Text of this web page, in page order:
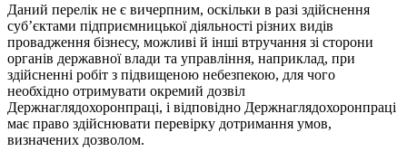
Даний перелік не є вичерпним, оскільки в разі здійснення
суб’єктами підприємницької діяльності різних видів
провадження бізнесу, можливі й інші втручання зі сторони
органів державної влади та управління, наприклад, при
здійсненні робіт з підвищеною небезпекою, для чого
необхідно отримувати окремий дозвіл
Держнаглядохоронпраці, і відповідно Держнаглядохоронпраці
має право здійснювати перевірку дотримання умов,
визначених дозволом.